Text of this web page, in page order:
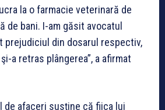
la o farmacie veterinară de
de bani. I-am găsit avocatul
prejudiciul din dosarul respectiv,
a retras plângerea”, a afirmat
de afaceri susţine că fiica lui